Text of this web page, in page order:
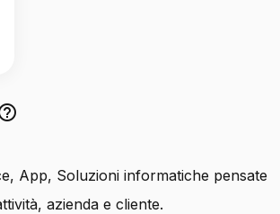
App, Soluzioni informatiche pensate
azienda e cliente.